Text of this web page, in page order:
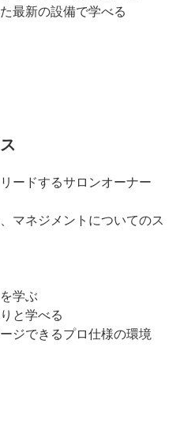
最新の設備で学べる
ードするサロンオーナー
マネジメントについてのス
学ぶ
と学べる
ジできるプロ仕様の環境